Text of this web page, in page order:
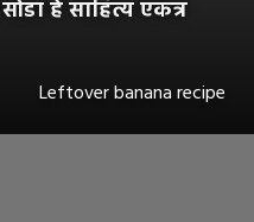
हे साहित्य एकत्र
Leftover banana recipe